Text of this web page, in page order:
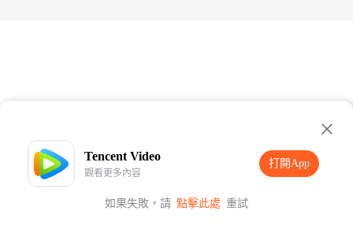
Tencent Video
觀看更多內容
打開App
如果失敗，請 點擊此處 重試
打開App